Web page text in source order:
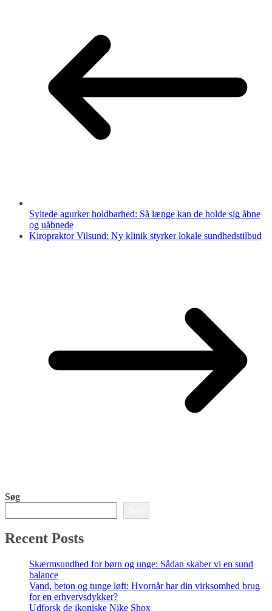
Syltede agurker holdbarhed: Så længe kan de holde sig åbne
og uåbnede
Kiropraktor Vilsund: Ny klinik styrker lokale sundhedstilbud
Søg
Recent Posts
Skærmsundhed for børn og unge: Sådan skaber vi en sund
balance
Vand, beton og tunge løft: Hvornår har din virksomhed brug
for en erhvervsdykker?
Udforsk de ikoniske Nike Shox